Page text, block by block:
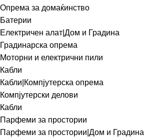
Опрема за домаќинство
Батерии
Електричен алат|Дом и Градина
Градинарска опрема
Моторни и електрични пили
Кабли
Кабли|Компјутерска опрема
Компјутерски делови
Кабли
Парфеми за простории
Парфеми за простории|Дом и Градина